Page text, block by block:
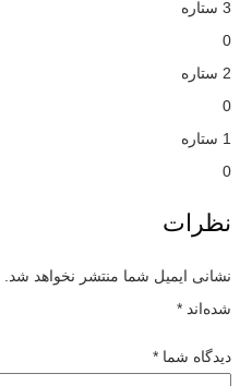
3 ستاره
0
2 ستاره
0
1 ستاره
0
نظرات
نشانی ایمیل شما منتشر نخواهد شد.
شده‌اند *
دیدگاه شما *